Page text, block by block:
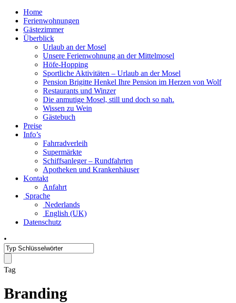
Home
Ferienwohnungen
Gästezimmer
Überblick
Urlaub an der Mosel
Unsere Ferienwohnung an der Mittelmosel
Höfe-Hopping
Sportliche Aktivitäten – Urlaub an der Mosel
Pension Brigitte Henkel Ihre Pension im Herzen von Wolf
Restaurants und Winzer
Die anmutige Mosel, still und doch so nah.
Wissen zu Wein
Gästebuch
Preise
Info’s
Fahrradverleih
Supermärkte
Schiffsanleger – Rundfahrten
Apotheken und Krankenhäuser
Kontakt
Anfahrt
Sprache
Nederlands
English (UK)
Datenschutz
•
Tag
Branding